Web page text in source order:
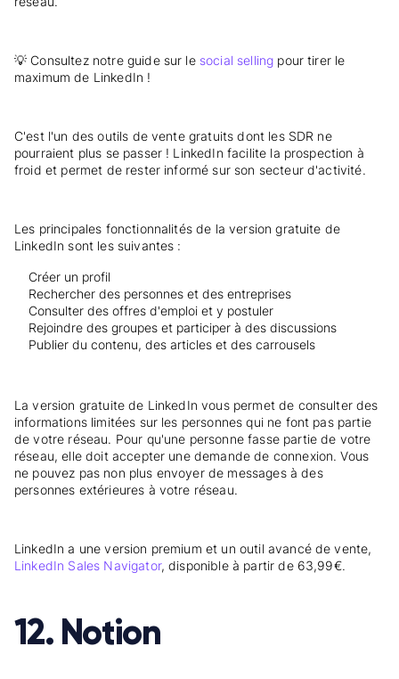
💡 Consultez notre guide sur le social selling pour tirer le
maximum de LinkedIn !
C'est l'un des outils de vente gratuits dont les SDR ne
pourraient plus se passer ! LinkedIn facilite la prospection à
froid et permet de rester informé sur son secteur d'activité.
Les principales fonctionnalités de la version gratuite de
LinkedIn sont les suivantes :
Créer un profil
Rechercher des personnes et des entreprises
Consulter des offres d'emploi et y postuler
Rejoindre des groupes et participer à des discussions
Publier du contenu, des articles et des carrousels
La version gratuite de LinkedIn vous permet de consulter des
informations limitées sur les personnes qui ne font pas partie
de votre réseau. Pour qu'une personne fasse partie de votre
réseau, elle doit accepter une demande de connexion. Vous
ne pouvez pas non plus envoyer de messages à des
personnes extérieures à votre réseau.
LinkedIn a une version premium et un outil avancé de vente,
LinkedIn Sales Navigator, disponible à partir de 63,99€.
12. Notion